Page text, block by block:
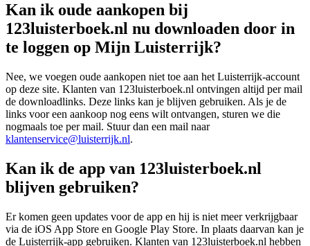
Kan ik oude aankopen bij
123luisterboek.nl nu downloaden door in
te loggen op Mijn Luisterrijk?
Nee, we voegen oude aankopen niet toe aan het Luisterrijk-account
op deze site. Klanten van 123luisterboek.nl ontvingen altijd per mail
de downloadlinks. Deze links kan je blijven gebruiken. Als je de
links voor een aankoop nog eens wilt ontvangen, sturen we die
nogmaals toe per mail. Stuur dan een mail naar
klantenservice@luisterrijk.nl.
Kan ik de app van 123luisterboek.nl
blijven gebruiken?
Er komen geen updates voor de app en hij is niet meer verkrijgbaar
via de iOS App Store en Google Play Store. In plaats daarvan kan je
de Luisterrijk-app gebruiken. Klanten van 123luisterboek.nl hebben